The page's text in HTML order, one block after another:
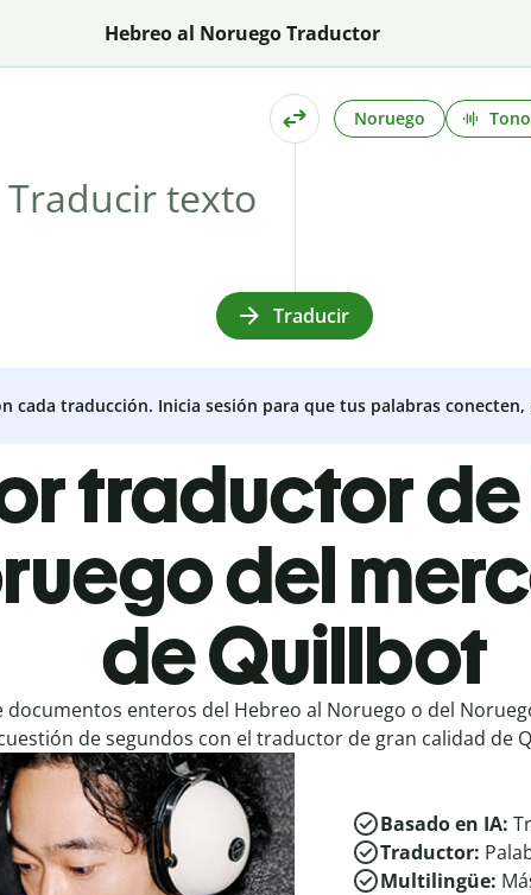
Hebreo al Noruego Traductor
Noruego Tono
Traducir
cada traducción. Inicia sesión para que tus palabras
traductor
del
de Quillbot
documentos enteros del Hebreo al Noruego o del
de segundos con el traductor de gran calidad de
Basado en IA:
Traductor:
Multilingüe: